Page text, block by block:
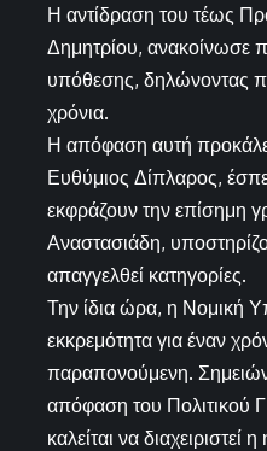
Η αντίδραση του τέως
Δημητρίου, ανακοίνωσε
υπόθεσης, δηλώνοντας
χρόνια.
Η απόφαση αυτή
Ευθύμιος Δίπλαρος,
εκφράζουν την επίσημη
Αναστασιάδη,
απαγγελθεί κατηγορίες.
Την ίδια ώρα, η Νομική
εκκρεμότητα για έναν
παραπονούμενη.
απόφαση του Πολιτικού
καλείται να